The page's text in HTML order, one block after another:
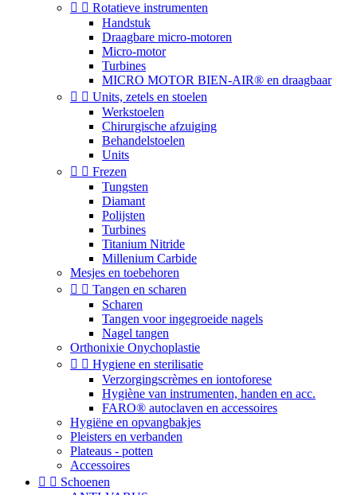
  Rotatieve instrumenten
Handstuk
Draagbare micro-motoren
Micro-motor
Turbines
MICRO MOTOR BIEN-AIR® en draagbaar
  Units, zetels en stoelen
Werkstoelen
Chirurgische afzuiging
Behandelstoelen
Units
  Frezen
Tungsten
Diamant
Polijsten
Turbines
Titanium Nitride
Millenium Carbide
Mesjes en toebehoren
  Tangen en scharen
Scharen
Tangen voor ingegroeide nagels
Nagel tangen
Orthonixie Onychoplastie
  Hygiene en sterilisatie
Verzorgingscrèmes en iontoforese
Hygiène van instrumenten, handen en acc.
FARO® autoclaven en accessoires
Hygiëne en opvangbakjes
Pleisters en verbanden
Plateaus - potten
Accessoires
  Schoenen